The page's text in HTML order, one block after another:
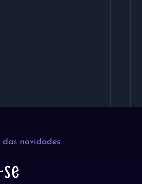
novidades